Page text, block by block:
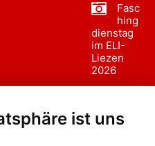
ist uns
Fasc
hing
dienstag
im ELI-
Liezen
2026
sumzug